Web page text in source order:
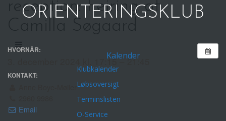
ORIENTERINGSKLUB
Kalender
Klubkalender
Løbsoversigt
Terminslisten
O-Service
reception: Fejring af
HVORNÅR:
3. december 2024 kl. 17:15 – 21:45
KONTAKT:
Email